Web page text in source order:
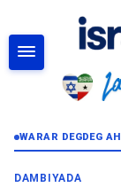
WARAR DEGDEG AH
DAMBIYADA